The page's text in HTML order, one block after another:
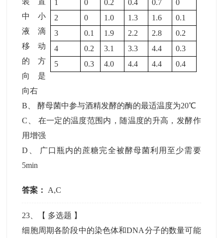
1 0 0.2 0.4 0.7
0
2
0 1.0 1.3 1.6
0.1
3
0.1 1.9 2.2 2.8
0.2
4
0.2 3.1 3.3 4.4
0.3
5
0.3 4.0 4.4 4.4 0.4
中小
液滴
移动
的方
向是
向右
B 、酵母菌中参与酒精发酵的酶的最适温度为20℃
C
在一定的温度范围内，随温度的升高，发酵作
用增强
D
广口瓶内的蔗糖完全被酵母菌利用至少需要
5min
答案： A,C
23 、【 多选题 】
细胞周期各阶段中的染色体和DNA分子的数量可能